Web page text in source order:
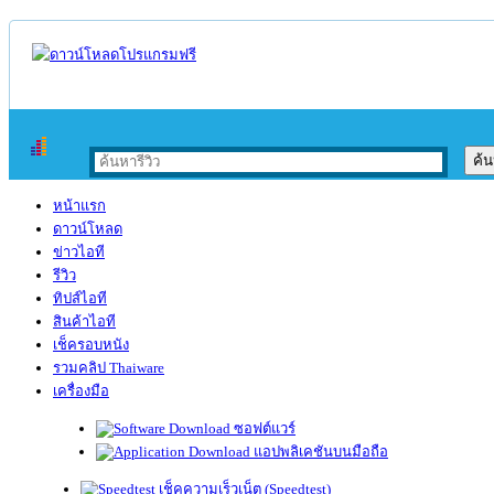
หน้าแรก
ดาวน์โหลด
ข่าวไอที
รีวิว
ทิปส์ไอที
สินค้าไอที
เช็ครอบหนัง
รวมคลิป Thaiware
เครื่องมือ
ซอฟต์แวร์
แอปพลิเคชันบนมือถือ
เช็คความเร็วเน็ต (Speedtest)